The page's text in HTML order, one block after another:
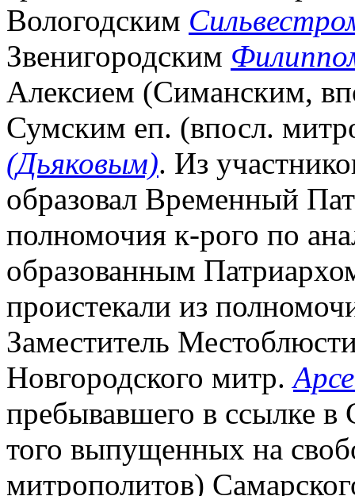
Вологодским
Звенигородским
Алексием (Симанским,
Сумским еп. (впосл.
(Дьяковым). Из
образовал Временный
полномочия к-рого по
образованным
проистекали из
Заместитель
Новгородского митр.
пребывавшего в ссылке в
того выпущенных на
митрополитов)